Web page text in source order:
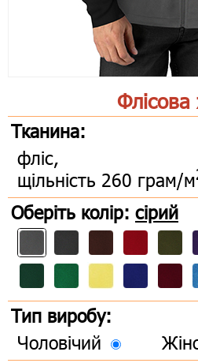
Тканина:
фліс,
щільність 260 грам/м
Оберіть колір: сірий
Тип виробу:
Чоловічий